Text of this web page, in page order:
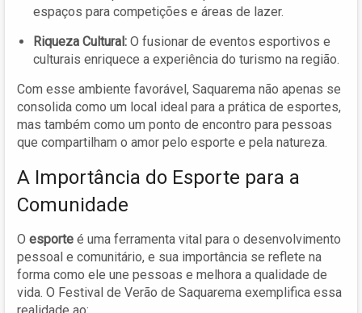
espaços para competições e áreas de lazer.
Riqueza Cultural: O fusionar de eventos esportivos e
culturais enriquece a experiência do turismo na região.
Com esse ambiente favorável, Saquarema não apenas se
consolida como um local ideal para a prática de esportes,
mas também como um ponto de encontro para pessoas
que compartilham o amor pelo esporte e pela natureza.
A Importância do Esporte para a
Comunidade
O esporte é uma ferramenta vital para o desenvolvimento
pessoal e comunitário, e sua importância se reflete na
forma como ele une pessoas e melhora a qualidade de
vida. O Festival de Verão de Saquarema exemplifica essa
realidade ao: